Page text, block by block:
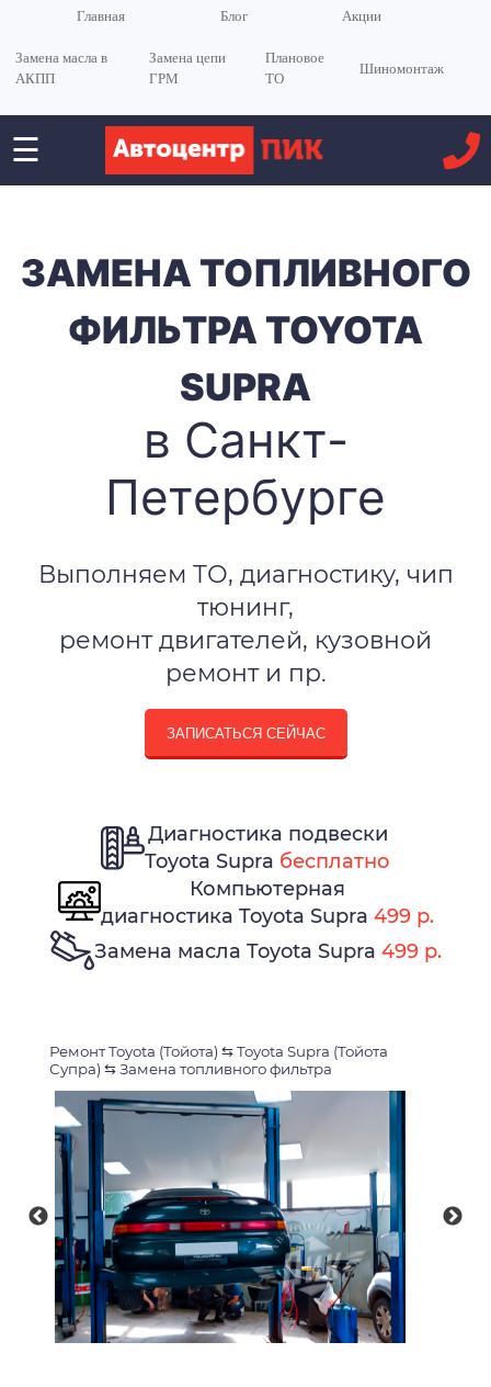
Главная Блог Акции
Замена масла в
АКПП
Замена цепи
ГРМ
Плановое
ТО
Шиномонтаж
☰
ЗАМЕНА ТОПЛИВНОГО
ФИЛЬТРА TOYOTA
SUPRA
в Санкт-
Петербурге
Выполняем ТО, диагностику, чип
тюнинг,
ремонт двигателей, кузовной
ремонт и пр.
ЗАПИСАТЬСЯ СЕЙЧАС
Диагностика подвески
Toyota Supra бесплатно
Компьютерная
диагностика Toyota Supra 499 р.
Замена масла Toyota Supra 499 р.
Ремонт Toyota (Тойота) ⇆Toyota Supra (Тойота
Супра) ⇆Замена топливного фильтра